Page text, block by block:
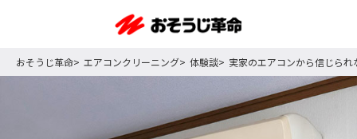
おそうじ革命 エアコンクリーニング 体験談 実家のエアコンから信じら